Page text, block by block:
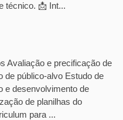
técnico. 📩 Int...
Avaliação e precificação de
de público-alvo Estudo de
e desenvolvimento de
de planilhas do
para ...